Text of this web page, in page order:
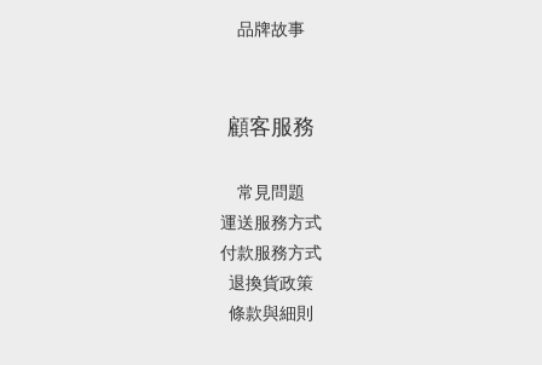
品牌故事
顧客服務
常見問題
運送服務方式
付款服務方式
退換貨政策
條款與細則